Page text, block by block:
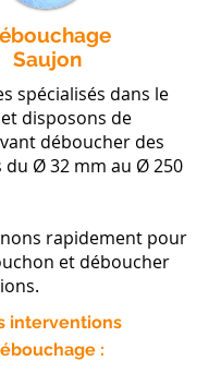
Saujon
spécialisés dans le
disposons de
déboucher des
du Ø 32 mm au Ø 250
rapidement pour
et déboucher
interventions
: